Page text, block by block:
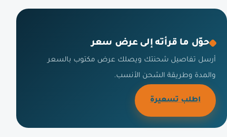
حوّل ما قرأته إلى عرض سعر
أرسل تفاصيل شحنتك ويصلك عرض مكتوب بالسعر
والمدة وطريقة الشحن الأنسب.
اطلب تسعيرة